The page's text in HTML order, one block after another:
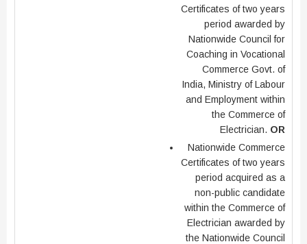
Certificates of two years
period awarded by
Nationwide Council for
Coaching in Vocational
Commerce Govt. of
India, Ministry of Labour
and Employment within
the Commerce of
Electrician. OR
Nationwide Commerce
Certificates of two years
period acquired as a
non-public candidate
within the Commerce of
Electrician awarded by
the Nationwide Council